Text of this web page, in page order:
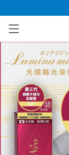
已加入購物車